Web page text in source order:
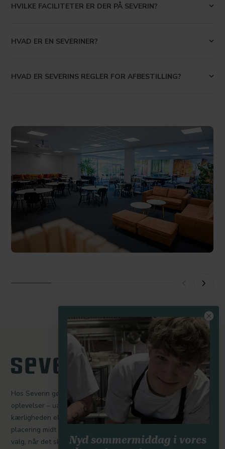
HVILKE FACILITETER ER DER PÅ SEVERIN?
HVAD ER EN SEVERINER?
HVAD ER SEVERINS REGLER FOR AFBESTILLING?
Hos Severin gør vi en dyd ud af at skabe mindeværdige
oplevelser – uanset om I er her for at holde møde, fejre
kærligheden eller trække stikket med udsigt til Lillebælt. Vores
placering midt i landet og midt i naturen gør os til et oplagt
valg, når det skal være nemt, personligt og professionelt.
Nyd sommermiddag i vores